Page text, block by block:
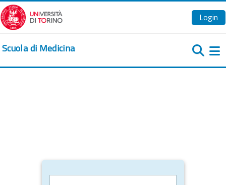
Vai al contenuto principale
Login
Scuola di Medicina